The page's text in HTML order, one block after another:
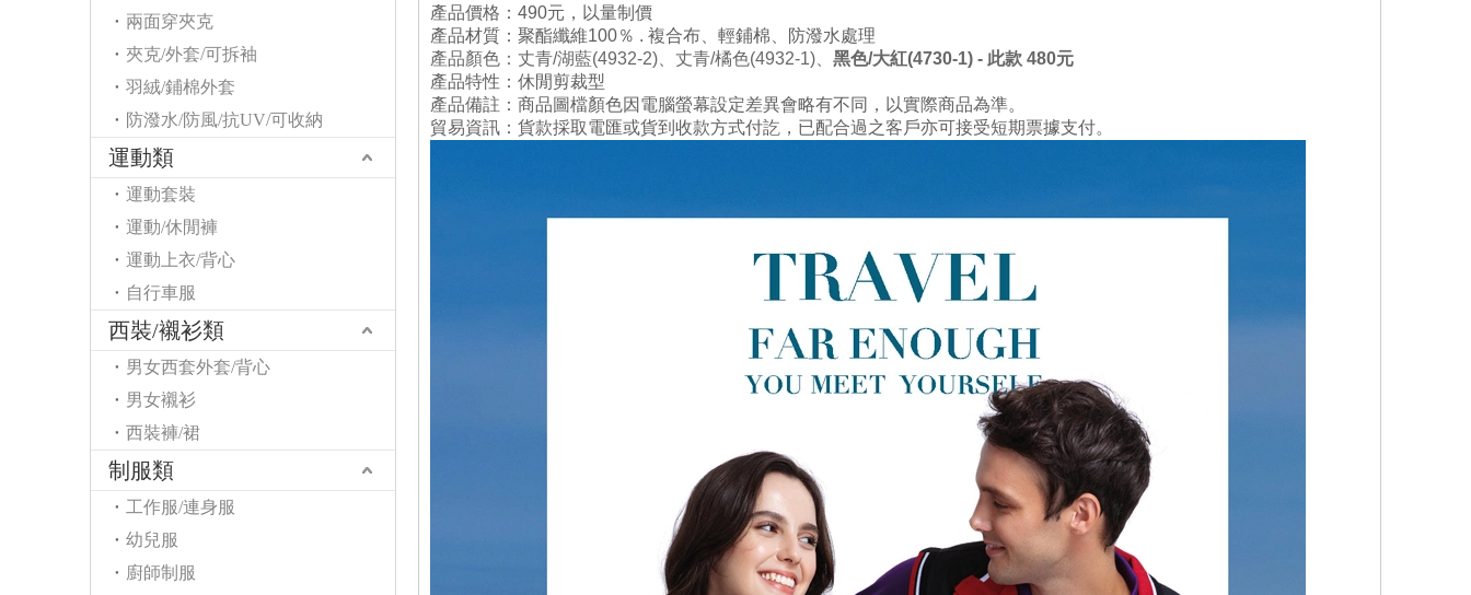
兩面穿夾克
夾克/外套/可拆袖
羽絨/鋪棉外套
防潑水/防風/抗UV/可收納
運動類
運動套裝
運動/休閒褲
運動上衣/背心
自行車服
西裝/襯衫類
男女西套外套/背心
男女襯衫
西裝褲/裙
制服類
工作服/連身服
幼兒服
廚師制服
產品價格：490元 ，以量制價
產品材質： 聚酯纖維100％ . 複合布 輕鋪棉
防潑水處理
產品顏色 ： 丈青/湖藍(4932-2)、丈青/橘色(4932-1) 黑色/大紅(4730-1) - 此款 480元
產品特性： 休閒剪裁型
產品備註：商品圖檔顏色因電腦螢幕設定差異會略有不同，以實際商品為準。
貿易資訊：貨款採取電匯或貨到收款方式付訖，已配合過之客戶亦可接受短期票據支付。